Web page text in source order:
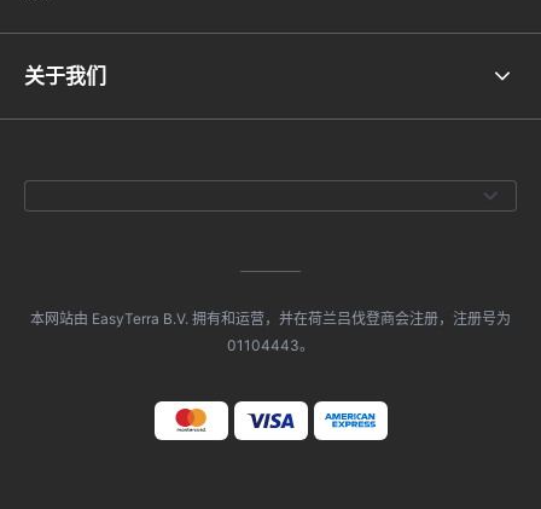
关于我们
本网站由 EasyTerra B.V. 拥有和运营，并在荷兰吕伐登商会注册，注册号为
01104443。